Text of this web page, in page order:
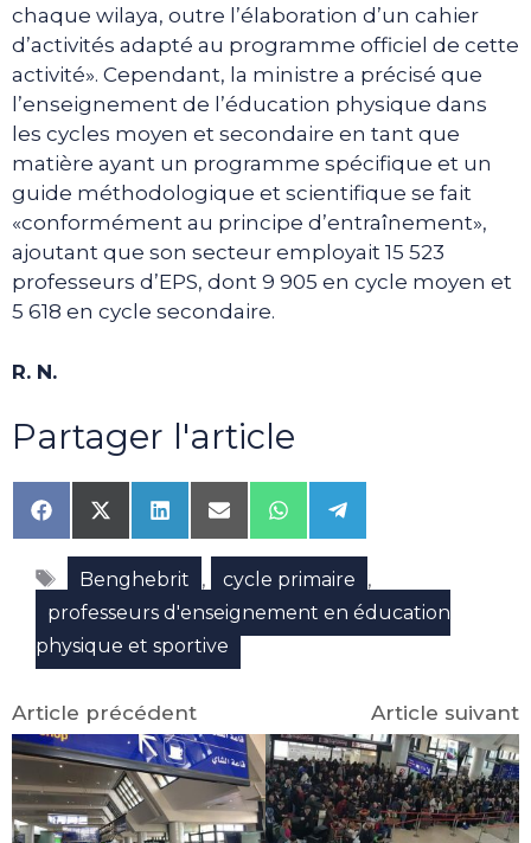
chaque wilaya, outre l’élaboration d’un cahier
d’activités adapté au programme officiel de cette
activité». Cependant, la ministre a précisé que
l’enseignement de l’éducation physique dans
les cycles moyen et secondaire en tant que
matière ayant un programme spécifique et un
guide méthodologique et scientifique se fait
«conformément au principe d’entraînement»,
ajoutant que son secteur employait 15 523
professeurs d’EPS, dont 9 905 en cycle moyen et
5 618 en cycle secondaire.
R. N.
Partager l'article
Share
on
Facebook
Share
on
X
(Twitter)
Share
on
LinkedIn
Share
on
Email
Share
on
WhatsApp
Share
on
Telegram
Étiquettes
Benghebrit , cycle primaire ,
professeurs d'enseignement en éducation
physique et sportive
Article précédent Article suivant